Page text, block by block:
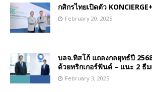
กสิกรไทยเปิดตัว KONCIERGE+
February 20, 2025
บลจ.ทิสโก้ แถลงกลยุทธ์ปี
ด้วยทริกเกอร์ฟันด์ – แนะ 2 ธี
February 3, 2025